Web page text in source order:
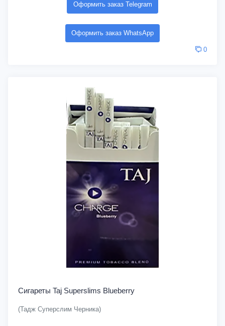
Оформить заказ Telegram
Оформить заказ WhatsApp
0
Сигареты Taj Superslims Blueberry
(Тадж Суперслим Черника)